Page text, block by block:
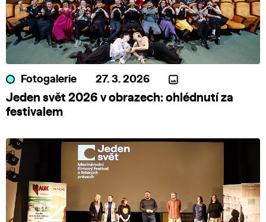
Fotogalerie 27. 3. 2026
Jeden svět 2026 v obrazech: ohlédnutí za
festivalem